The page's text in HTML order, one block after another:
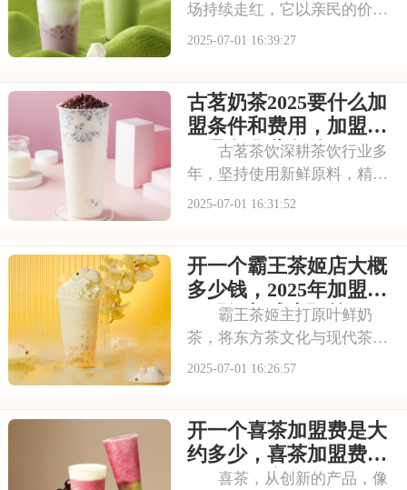
场持续走红，它以亲民的价格
和丰富的产品线，覆盖了广泛
投资者心动不已。那么，加盟
蜜雪冰城需要多少费用呢？下
面就来看看加盟蜜雪
2025-07-01 16:39:27
古茗奶茶2025要什么加
盟条件和费用，加盟需
要具备哪些条件
古茗茶饮深耕茶饮行业多
年，坚持使用新鲜原料，精心
调配每一杯饮品，以稳定的品
力，不少投资者想加盟。那
么，加盟古茗的费用情况如何
呢？下面就来看看古茗
2025-07-01 16:31:52
开一个霸王茶姬店大概
多少钱，2025年加盟费
用明细与成本预算
霸王茶姬主打原叶鲜奶
茶，将东方茶文化与现代茶饮
巧妙结合。以“原叶鲜奶茶”为
茶饮市场脱颖而出。不少投资
者被其吸引，以下是开一个霸
王茶姬店大概多少钱，
2025-07-01 16:26:57
开一个喜茶加盟费是大
约多少，喜茶加盟费用
包括哪些方面
喜茶，从创新的产品，像